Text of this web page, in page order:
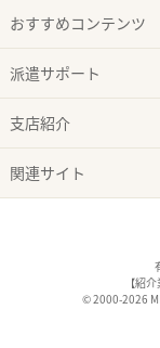
おすすめコンテンツ
派遣サポート
支店紹介
関連サイト
【紹
© 2000-2026